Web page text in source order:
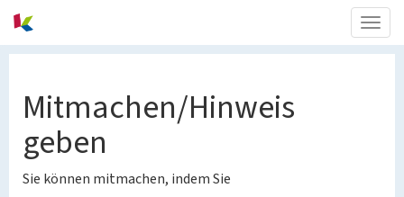
Mitmachen/Hinweis
geben
Sie können mitmachen, indem Sie